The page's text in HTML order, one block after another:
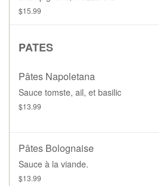
$15.99
PATES
Pâtes Napoletana
Sauce tomste, ail, et basilic
$13.99
Pâtes Bolognaise
Sauce à la viande.
$13.99